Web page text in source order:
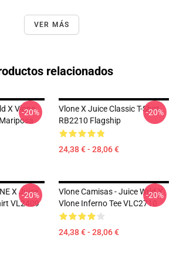
VER MÁS
relacionados
X Vlone
-20%
Vlone X Juice Classic T-Shirt
RB2210 Flagship
24,38 € - 28,06 €
-20%
X Juice
VL2409
-20%
Vlone Camisas - Juice Wrld X
Vlone Inferno Tee VLC2710
24,38 € - 28,06 €
-20%